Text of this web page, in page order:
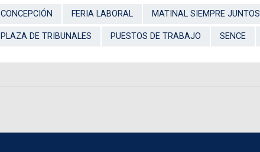
CONCEPCIÓN FERIA LABORAL MATINAL SIEMPRE JUNTOS
PLAZA DE TRIBUNALES PUESTOS DE TRABAJO SENCE